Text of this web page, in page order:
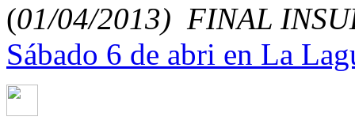
(01/04/2013) FINAL
Sábado 6 de abri en La